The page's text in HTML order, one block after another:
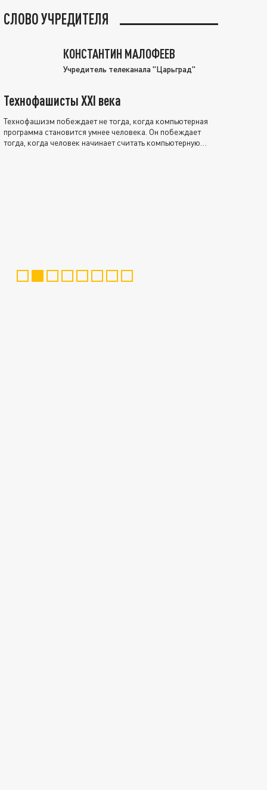
СЛОВО УЧРЕДИТЕЛЯ
КОНСТАНТИН МАЛОФЕЕВ
Учредитель телеканала "Царьград"
Технофашисты XXI века
Технофашизм побеждает не тогда, когда компьютерная
программа становится умнее человека. Он побеждает
тогда, когда человек начинает считать компьютерную